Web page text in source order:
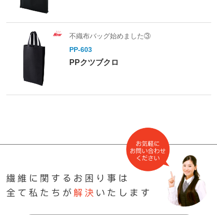
不織布バッグ始めました③
PP-603
PPクツブクロ